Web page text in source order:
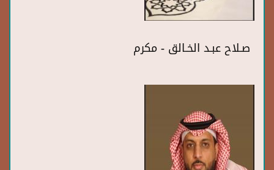
صـلاح عبـد الخـالق - مكرم